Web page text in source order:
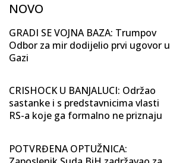
NOVO
GRADI SE VOJNA BAZA: Trumpov
Odbor za mir dodijelio prvi ugovor u
Gazi
CRISHOCK U BANJALUCI: Održao
sastanke i s predstavnicima vlasti
RS-a koje ga formalno ne priznaju
POTVRĐENA OPTUŽNICA: